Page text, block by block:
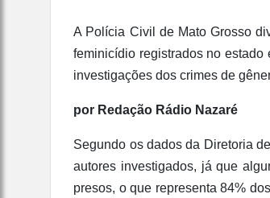
A Polícia Civil de Mato Grosso
feminicídio registrados no estado
investigações dos crimes de
por Redação Rádio Nazaré
Segundo os dados da Diretoria
autores investigados, já que
presos, o que representa 84%